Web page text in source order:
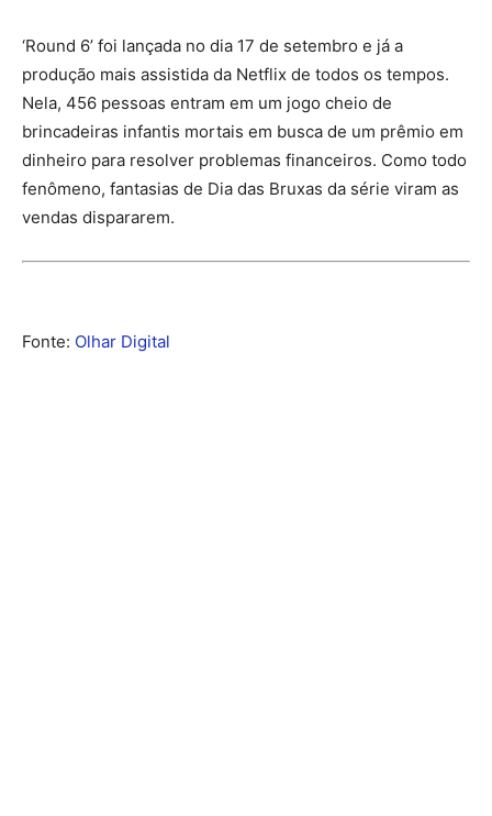
‘Round 6’ foi lançada no dia 17 de setembro e já a
produção mais assistida da Netflix de todos os tempos.
Nela, 456 pessoas entram em um jogo cheio de
brincadeiras infantis mortais em busca de um prêmio em
dinheiro para resolver problemas financeiros. Como todo
fenômeno, fantasias de Dia das Bruxas da série viram as
vendas dispararem.
Fonte: Olhar Digital